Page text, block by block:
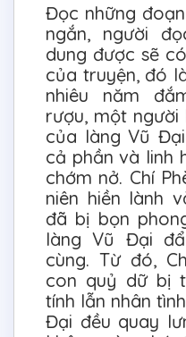
Đọc những
ngắn, người
dung được sẽ
của truyện, đó
nhiêu năm
rượu, một
của làng Vũ
cả phần và linh
chớm nở. Chí
niên hiền lành
đã bị bọn
làng Vũ Đại
cùng. Từ đó,
con quỷ dữ bị
tính lẫn nhân
Đại đều quay